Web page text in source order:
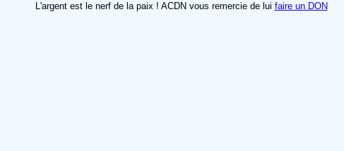
L'argent est le nerf de la paix ! ACDN vous remercie de lui faire un DON